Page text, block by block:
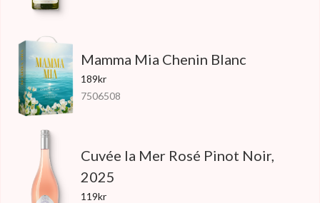
Mamma Mia Chenin Blanc
189kr
7506508
Cuvée la Mer Rosé Pinot Noir,
2025
119kr